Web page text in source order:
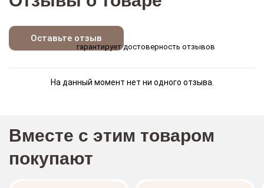
Оставьте отзыв
гарантирует достоверность отзывов
На данный момент нет ни одного отзыва.
Вместе с этим товаром
покупают